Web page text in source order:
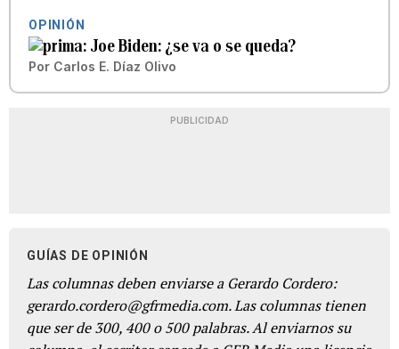
OPINIÓN
Joe Biden: ¿se va o se queda?
Por Carlos E. Díaz Olivo
PUBLICIDAD
GUÍAS DE OPINIÓN
Las columnas deben enviarse a Gerardo Cordero:
gerardo.cordero@gfrmedia.com. Las columnas tienen
que ser de 300, 400 o 500 palabras. Al enviarnos su